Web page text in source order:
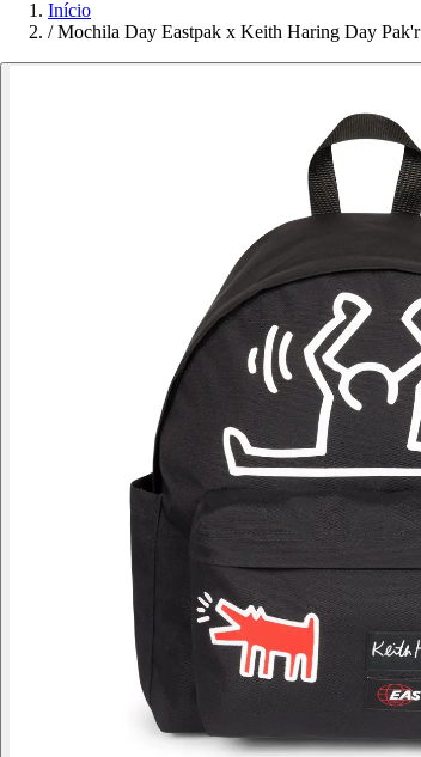
Início
/ Mochila Day Eastpak x Keith Haring Day Pak'r